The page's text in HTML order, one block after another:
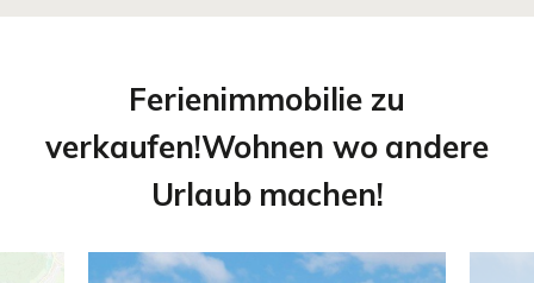
Ferienimmobilie zu
verkaufen!Wohnen wo andere
Urlaub machen!